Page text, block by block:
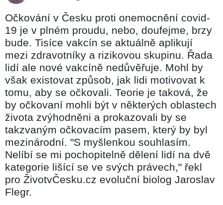
Očkování v Česku proti onemocnění covid-
19 je v plném proudu, nebo, doufejme, brzy
bude. Tisíce vakcín se aktuálně aplikují
mezi zdravotníky a rizikovou skupinu. Řada
lidí ale nové vakcíně nedůvěřuje. Mohl by
však existovat způsob, jak lidi motivovat k
tomu, aby se očkovali. Teorie je taková, že
by očkovaní mohli být v některých oblastech
života zvýhodněni a prokazovali by se
takzvaným očkovacím pasem, který by byl
mezinárodní. "S myšlenkou souhlasím.
Nelíbí se mi pochopitelně dělení lidí na dvě
kategorie lišící se ve svých právech," řekl
pro ŽivotvČesku.cz evoluční biolog Jaroslav
Flegr.